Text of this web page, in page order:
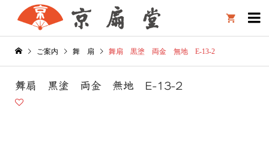

ご案内 舞 扇 舞扇 黒塗 両金 無地 E-13-2
舞扇 黒塗 両金 無地 E-13-2